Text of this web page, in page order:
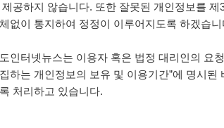
제공하지 않습니다. 또한 잘못된 개인정보를
없이 통지하여 정정이 이루어지도록 하겠습니
인터넷뉴스는 이용자 혹은 법정 대리인의 요
하는 개인정보의 보유 및 이용기간”에 명시
처리하고 있습니다.